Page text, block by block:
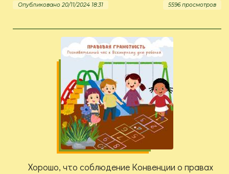
Опубликовано 20/11/2024 18:31 5596 просмотров
Хорошо, что соблюдение Конвенции о правах